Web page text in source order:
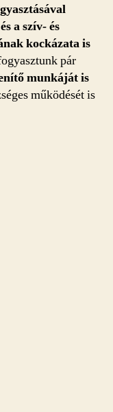
a szív- és
kockázata is
pár
munkáját is
működését is